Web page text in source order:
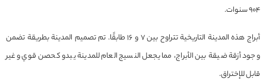
904 سنوات.
أبراج هذه المدينة التاريخية تتراوح بين 7 و 16 طابقًا. تم تصميم المدينة بطريقة تضمن
وجود أزقة ضيقة بين الأبراج، مما يجعل النسيج العام للمدينة يبدو كحصن قوي و غير
قابل للإختراق.